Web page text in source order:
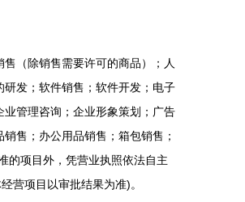
（除销售需要许可的商品）；人
发；软件销售；软件开发；电子
管理咨询；企业形象策划；广告
售；办公用品销售；箱包销售；
的项目外，凭营业执照依法自主
营项目以审批结果为准)。